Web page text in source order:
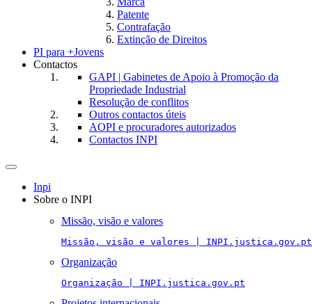
Patente
Contrafação
Extinção de Direitos
PI para +Jovens
Contactos
GAPI | Gabinetes de Apoio à Promoção da
Propriedade Industrial
Resolução de conflitos
Outros contactos úteis
AOPI e procuradores autorizados
Contactos INPI
Toggle
navigation
Inpi
Sobre o INPI
Missão, visão e valores
Missão, visão e valores | INPI.justica.gov.pt
Organização
Organização | INPI.justica.gov.pt